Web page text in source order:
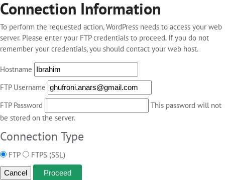
Connection Information
To perform the requested action, WordPress needs to access your web
server. Please enter your FTP credentials to proceed. If you do not
remember your credentials, you should contact your web host.
Hostname
FTP Username
FTP Password
This password will not
be stored on the server.
Connection Type
FTP FTPS (SSL)
Cancel